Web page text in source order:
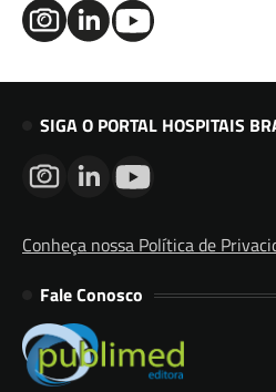
SIGA O PORTAL HOSPITAIS
Conheça nossa Política de
Fale Conosco